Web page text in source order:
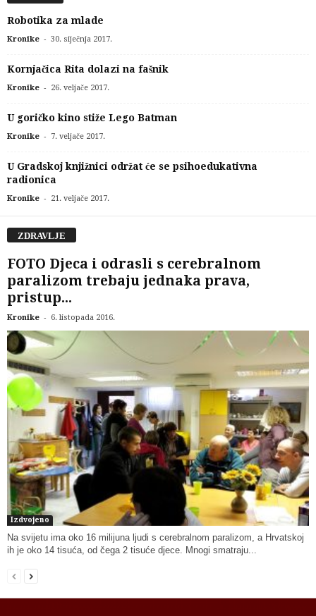
Robotika za mlade
Kronike - 30. siječnja 2017.
Kornjačica Rita dolazi na fašnik
Kronike - 26. veljače 2017.
U goričko kino stiže Lego Batman
Kronike - 7. veljače 2017.
U Gradskoj knjižnici održat će se psihoedukativna
radionica
Kronike - 21. veljače 2017.
ZDRAVLJE
FOTO Djeca i odrasli s cerebralnom
paralizom trebaju jednaka prava,
pristup...
Kronike - 6. listopada 2016.
Izdvojeno
Na svijetu ima oko 16 milijuna ljudi s cerebralnom paralizom, a Hrvatskoj
ih je oko 14 tisuća, od čega 2 tisuće djece. Mnogi smatraju...